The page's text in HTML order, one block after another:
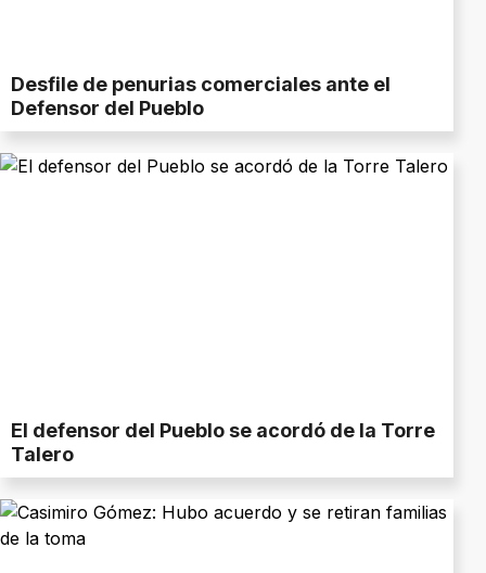
Desfile de penurias comerciales ante el
Defensor del Pueblo
El defensor del Pueblo se acordó de la Torre
Talero